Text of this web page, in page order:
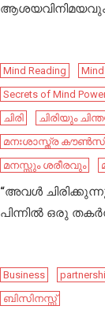
Mind Reading
Secrets of Mind
ചിരി
ചിരിയും
മനഃശാസ്ത്ര
മനസ്സും ശരീരവും
“അവൾ
പിന്നിൽ ഒരു
Business
ബിസിനസ്സ്